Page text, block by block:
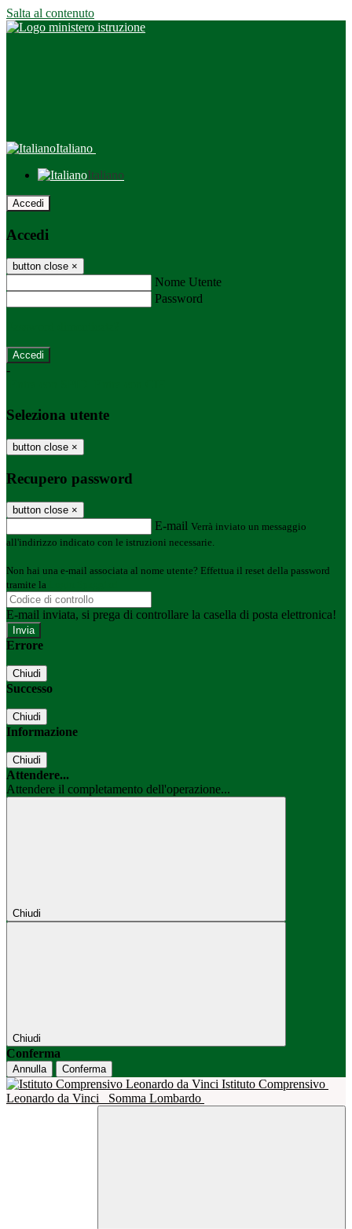
Salta al contenuto
Italiano
Italiano
Accedi
Accedi
button close ×
Nome Utente
Password
-
Seleziona utente
button close ×
Recupero password
button close ×
E-mail Verrà inviato un messaggio
all'indirizzo indicato con le istruzioni necessarie.
Non hai una e-mail associata al nome utente? Effettua il reset della password
tramite la
E-mail inviata, si prega di controllare la casella di posta elettronica!
Errore
Chiudi
Successo
Chiudi
Informazione
Chiudi
Attendere...
Attendere il completamento dell'operazione...
Chiudi
Chiudi
Conferma
Annulla Conferma
Istituto Comprensivo
Leonardo da Vinci
Somma Lombardo